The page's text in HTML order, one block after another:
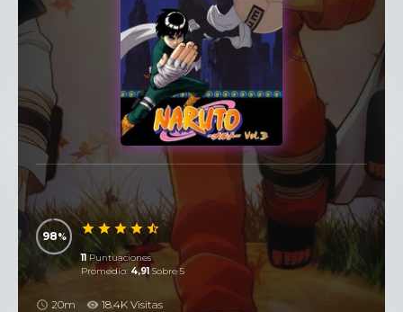
98
11Puntuaciones
Promedio: 4,91Sobre 5
20m 18.4K Visitas